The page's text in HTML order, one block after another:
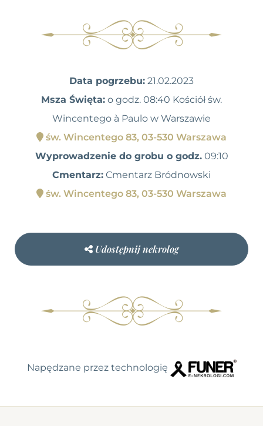
Data pogrzebu: 21.02.2023
Msza Święta: o godz. 08:40 Kościół św.
Wincentego à Paulo w Warszawie
św. Wincentego 83, 03-530 Warszawa
Wyprowadzenie do grobu o godz.09:10
Cmentarz: Cmentarz Bródnowski
św. Wincentego 83, 03-530 Warszawa
Udostępnij nekrolog
Napędzane przez technologię